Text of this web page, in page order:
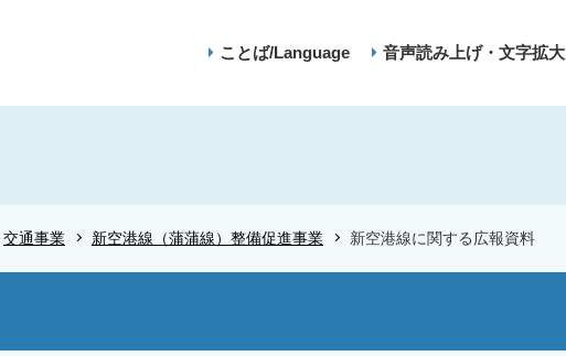
ことば/Language 音声読み上げ・文字拡大
交通事業 新空港線（蒲蒲線）整備促進事業 新空港線に関する広報資料